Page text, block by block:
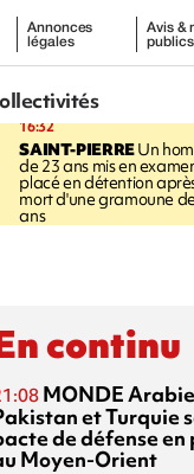
Annonces
légales
Avis &
publics
16:32
SAINT-PIERREUn
de 23 ans mis en
placé en détention
mort d'une gramoune
ans
continu
MONDE
et Turquie
de défense
Moyen-Orient